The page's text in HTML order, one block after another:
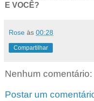
E VOCÊ?
Rose às 00:28
Compartilhar
Nenhum comentário:
Postar um